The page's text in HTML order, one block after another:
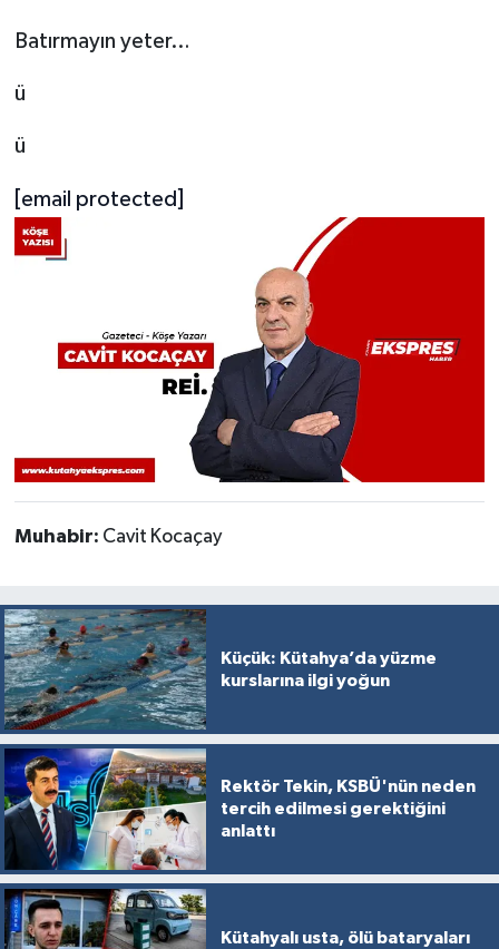
Batırmayın yeter…
ü
ü
[email protected]
Muhabir: Cavit Kocaçay
Küçük: Kütahya’da yüzme
kurslarına ilgi yoğun
Rektör Tekin, KSBÜ'nün neden
tercih edilmesi gerektiğini
anlattı
Kütahyalı usta, ölü bataryaları